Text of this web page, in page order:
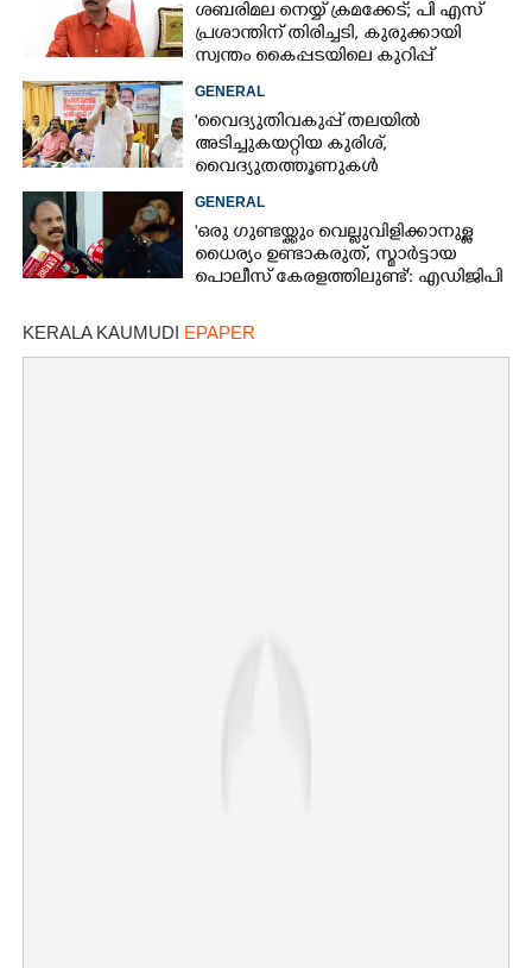
ശബരിമല നെയ്യ് ക്രമക്കേട്; പി എസ്
പ്രശാന്തിന് തിരിച്ചടി, കുരുക്കായി
സ്വന്തം കൈപ്പടയിലെ കുറിപ്പ്
GENERAL
'വൈദ്യുതിവകുപ്പ് തലയിൽ
അടിച്ചുകയറ്റിയ കുരിശ്‌,
വൈദ്യുതത്തൂണുകൾ
പൊട്ടിവീണാൽപോലും മന്ത്രിയെ
വിളിക്കുന്ന കാലമാണിത്'
GENERAL
'ഒരു ഗുണ്ടയ്ക്കും വെല്ലുവിളിക്കാനുള്ള
ധൈര്യം ഉണ്ടാകരുത്, സ്മാർട്ടായ
പൊലീസ് കേരളത്തിലുണ്ട്': എഡിജിപി
KERALA KAUMUDI EPAPER